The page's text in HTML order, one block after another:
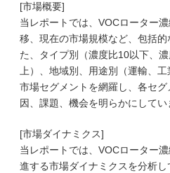
[市場概要]
当レポートでは、VOCローター
移、現在の市場規模など、包括
た、タイプ別（濃度比10以下、
上）、地域別、用途別（運輸、
市場セグメントを網羅し、各セ
因、課題、機会を明らかにしてい
[市場ダイナミクス]
当レポートでは、VOCローター
進する市場ダイナミクスを分析し